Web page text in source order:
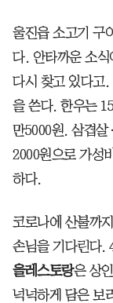
울진읍 소고기 구
다. 안타까운 소식
다시 찾고 있다고
을 쓴다. 한우는
만5000원. 삼겹살
2000원으로 가성
하다.
코로나에 산불까
손님을 기다린다.
을레스토랑은 상
넉넉하게 담은 보